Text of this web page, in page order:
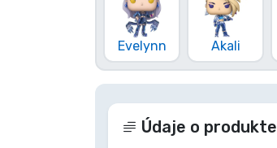
Evelynn Akali
Údaje o produkte
Typy výrobkov